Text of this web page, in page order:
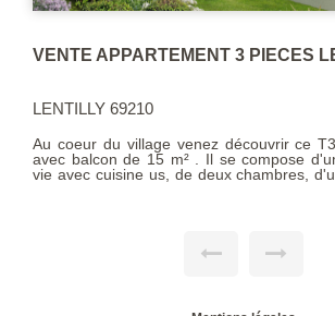
3 PIECES LENTILLY
découvrir ce T3 d'environ 63 m²
se compose d'une belle pièce de
chambres, d'une salle de bains
roulants à commande électrique
LED. RT2012 équivalent
ce
190